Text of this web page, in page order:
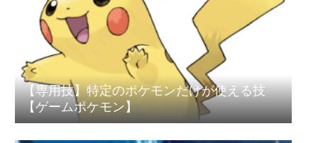
【専用技】特定のポケモンだけが使える技
【ゲームポケモン】